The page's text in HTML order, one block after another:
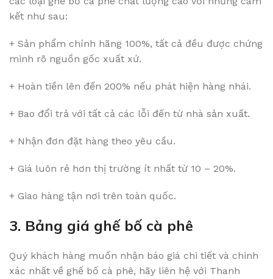
kết như sau:
+ Sản phẩm chính hãng 100%, tất cả đều được chứng
minh rõ nguồn gốc xuất xứ.
+ Hoàn tiền lên đến 200% nếu phát hiện hàng nhái.
+ Bao đổi trả với tất cả các lỗi đến từ nhà sản xuất.
+ Nhận đơn đặt hàng theo yêu cầu.
+ Giá luôn rẻ hơn thị trường ít nhất từ 10 – 20%.
+ Giao hàng tận nơi trên toàn quốc.
3. Bảng giá ghế bố cà phê
Quý khách hàng muốn nhận báo giá chi tiết và chinh
xác nhất về ghế bố cà phê, hãy liên hệ với Thanh